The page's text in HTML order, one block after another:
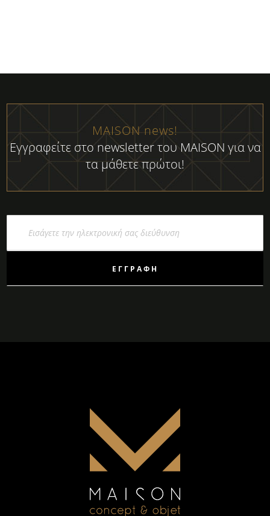
MAISON news!
Εγγραφείτε στο newsletter του MAISON για να
τα μάθετε πρώτοι!
ΕΓΓΡΑΦΉ